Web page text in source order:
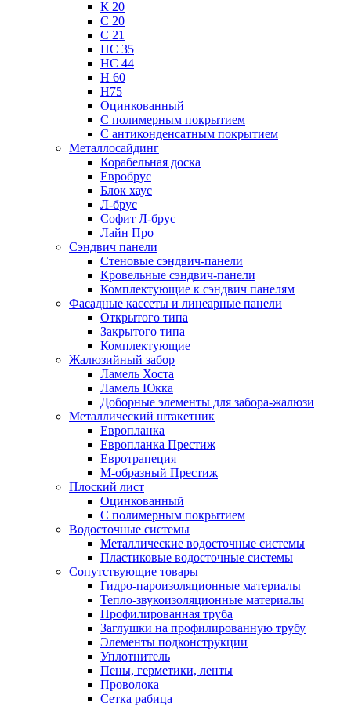
К 20
С 20
С 21
НС 35
НС 44
Н 60
Н75
Оцинкованный
С полимерным покрытием
С антиконденсатным покрытием
Металлосайдинг
Корабельная доска
Евробрус
Блок хаус
Л-брус
Софит Л-брус
Лайн Про
Сэндвич панели
Стеновые сэндвич-панели
Кровельные сэндвич-панели
Комплектующие к сэндвич панелям
Фасадные кассеты и линеарные панели
Открытого типа
Закрытого типа
Комплектующие
Жалюзийный забор
Ламель Хоста
Ламель Юкка
Доборные элементы для забора-жалюзи
Металлический штакетник
Европланка
Европланка Престиж
Евротрапеция
М-образный Престиж
Плоский лист
Оцинкованный
С полимерным покрытием
Водосточные системы
Металлические водосточные системы
Пластиковые водосточные системы
Сопутствующие товары
Гидро-пароизоляционные материалы
Тепло-звукоизоляционные материалы
Профилированная труба
Заглушки на профилированную трубу
Элементы подконструкции
Уплотнитель
Пены, герметики, ленты
Проволока
Сетка рабица